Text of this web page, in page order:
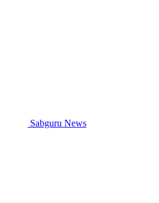
Sabguru News